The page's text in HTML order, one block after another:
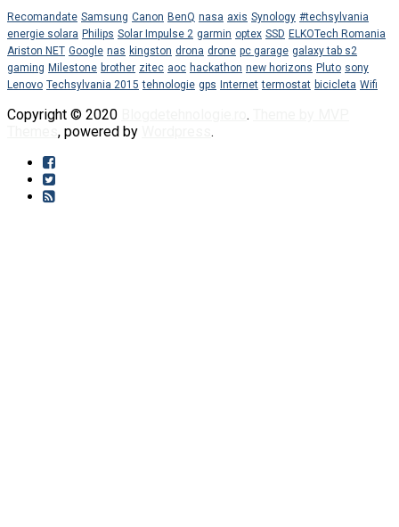
Recomandate Samsung Canon BenQ nasa axis Synology #techsylvania
energie solara Philips Solar Impulse 2 garmin optex SSD ELKOTech Romania
Ariston NET Google nas kingston drona drone pc garage galaxy tab s2
gaming Milestone brother zitec aoc hackathon new horizons Pluto sony
Lenovo Techsylvania 2015 tehnologie gps Internet termostat bicicleta Wifi
Copyright © 2020 .
, powered by .